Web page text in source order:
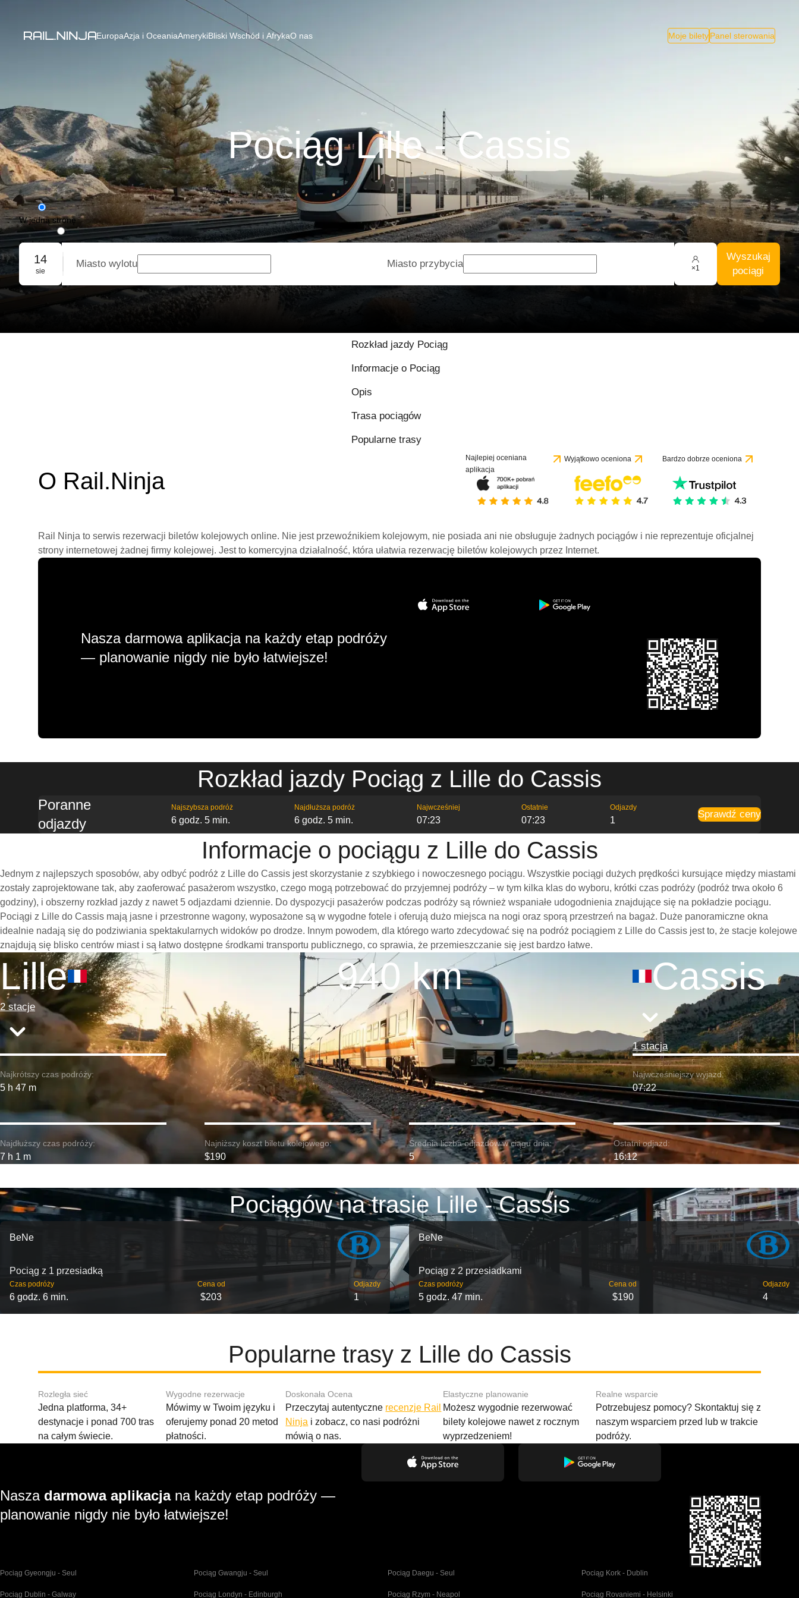
EuropaAzja i OceaniaAmerykiBliski Wschód i AfrykaO nas Moje biletyPanel sterowania
Pociąg Lille - Cassis
W jedną stronę
Podróż w obie strony
Rezerwacja grupowa
14
sie
Miasto wylotu Miasto przybycia ×1
Wyszukaj
pociągi
Rozkład jazdy Pociąg
Informacje o Pociąg
Opis
Trasa pociągów
Popularne trasy
O Rail.Ninja
Najlepiej oceniana
aplikacja
Wyjątkowo oceniona Bardzo dobrze oceniona
Rail Ninja to serwis rezerwacji biletów kolejowych online. Nie jest przewoźnikiem kolejowym, nie posiada ani nie obsługuje żadnych pociągów i nie reprezentuje oficjalnej
strony internetowej żadnej firmy kolejowej. Jest to komercyjna działalność, która ułatwia rezerwację biletów kolejowych przez Internet.
Nasza darmowa aplikacja na każdy etap podróży
— planowanie nigdy nie było łatwiejsze!
Rozkład jazdy Pociąg z Lille do Cassis
Poranne
odjazdy
Najszybsza podróż
6 godz. 5 min.
Najdłuższa podróż
6 godz. 5 min.
Najwcześniej
07:23
Ostatnie
07:23
Odjazdy
1
Sprawdź ceny
Informacje o pociągu z Lille do Cassis
Jednym z najlepszych sposobów, aby odbyć podróż z Lille do Cassis jest skorzystanie z szybkiego i nowoczesnego pociągu. Wszystkie pociągi dużych prędkości kursujące między miastami
zostały zaprojektowane tak, aby zaoferować pasażerom wszystko, czego mogą potrzebować do przyjemnej podróży – w tym kilka klas do wyboru, krótki czas podróży (podróż trwa około 6
godziny), i obszerny rozkład jazdy z nawet 5 odjazdami dziennie. Do dyspozycji pasażerów podczas podróży są również wspaniałe udogodnienia znajdujące się na pokładzie pociągu.
Pociągi z Lille do Cassis mają jasne i przestronne wagony, wyposażone są w wygodne fotele i oferują dużo miejsca na nogi oraz sporą przestrzeń na bagaż. Duże panoramiczne okna
idealnie nadają się do podziwiania spektakularnych widoków po drodze. Innym powodem, dla którego warto zdecydować się na podróż pociągiem z Lille do Cassis jest to, że stacje kolejowe
znajdują się blisko centrów miast i są łatwo dostępne środkami transportu publicznego, co sprawia, że przemieszczanie się jest bardzo łatwe.
Lille
2 stacje
940 km Cassis
1 stacja
Najkrótszy czas podróży:
5 h 47 m
Najwcześniejszy wyjazd:
07:22
Najdłuższy czas podróży:
7 h 1 m
Najniższy koszt biletu kolejowego:
$190
Średnia liczba odjazdów w ciągu dnia:
5
Ostatni odjazd:
16:12
Pociągów na trasie Lille - Cassis
BeNe
Pociąg z 1 przesiadką
Czas podróży
6 godz. 6 min.
Cena od
$203
Odjazdy
1
BeNe
Pociąg z 2 przesiadkami
Czas podróży
5 godz. 47 min.
Cena od
$190
Odjazdy
4
Popularne trasy z Lille do Cassis
Rozległa sieć
Jedna platforma, 34+
destynacje i ponad 700 tras
na całym świecie.
Wygodne rezerwacje
Mówimy w Twoim języku i
oferujemy ponad 20 metod
płatności.
Doskonała Ocena
Przeczytaj autentyczne recenzje Rail
Ninja i zobacz, co nasi podróżni
mówią o nas.
Elastyczne planowanie
Możesz wygodnie rezerwować
bilety kolejowe nawet z rocznym
wyprzedzeniem!
Realne wsparcie
Potrzebujesz pomocy? Skontaktuj się z
naszym wsparciem przed lub w trakcie
podróży.
Nasza darmowa aplikacjana każdy etap podróży —
planowanie nigdy nie było łatwiejsze!
Pociąg Gyeongju - Seul Pociąg Gwangju - Seul Pociąg Daegu - Seul Pociąg Kork - Dublin
Pociąg Dublin - Galway Pociąg Londyn - Edinburgh Pociąg Rzym - Neapol Pociąg Rovaniemi - Helsinki